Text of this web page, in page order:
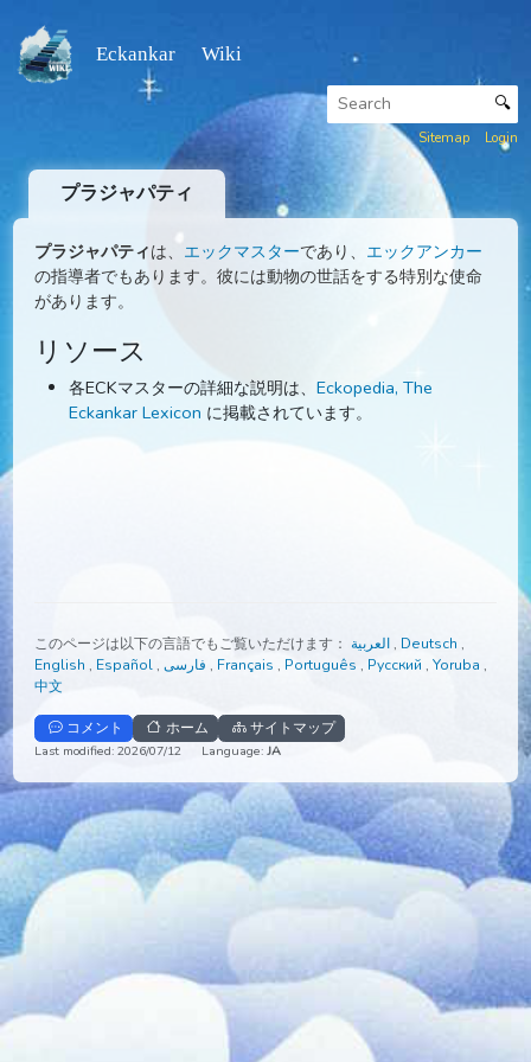
Eckankar Wiki
Sitemap
プラジャパティ は、エックマスターであり、エックアンカ
の指導者でもあります。彼には動物の世話をする特別な使
があります。
リソース
各ECKマスターの詳細な説明は、
このページは以下の言語でもご覧いただけます：
English,Español, فارسی,Français,Português
コメント ホーム サイトマップ
Last modified: 2026/07/12 Language:JA